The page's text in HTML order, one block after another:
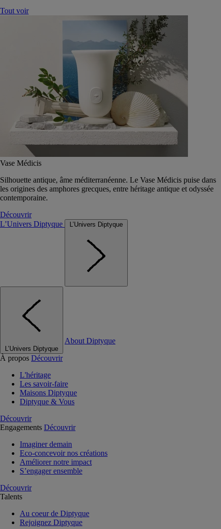
Tout voir
Vase Médicis
Silhouette antique, âme méditerranéenne. Le Vase Médicis puise dans
les origines des amphores grecques, entre héritage antique et odyssée
contemporaine.
Découvrir
L’Univers Diptyque
L’Univers Diptyque
L’Univers Diptyque
About Diptyque
À propos Découvrir
L'héritage
Les savoir-faire
Maisons Diptyque
Diptyque & Vous
Découvrir
Engagements Découvrir
Imaginer demain
Eco-concevoir nos créations
Améliorer notre impact
S’engager ensemble
Découvrir
Talents
Au coeur de Diptyque
Rejoignez Diptyque